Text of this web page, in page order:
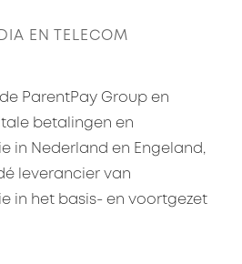
EN TELECOM
ParentPay Group en
betalingen en
in Nederland en Engeland,
leverancier van
in het basis- en voortgezet